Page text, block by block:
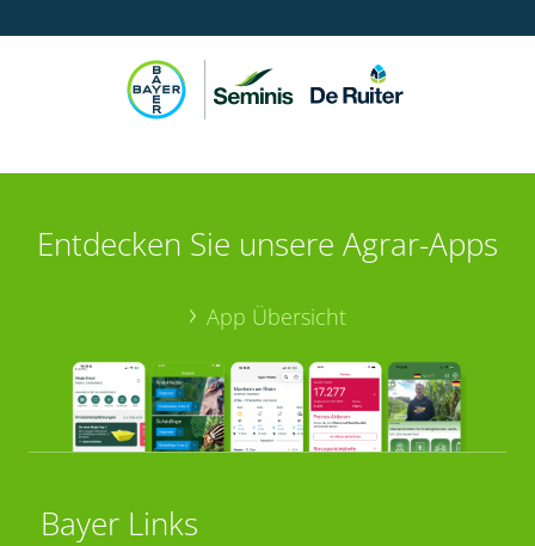
Entdecken Sie unsere Agrar-Apps
App Übersicht
Bayer Links